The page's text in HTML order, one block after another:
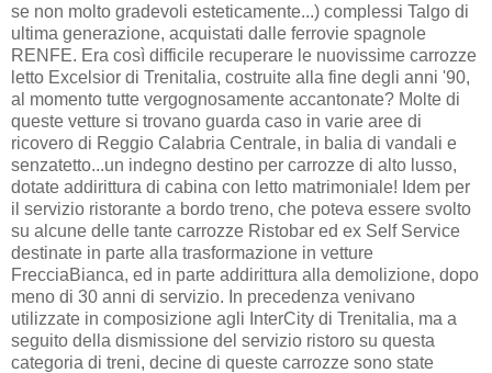
se non molto gradevoli esteticamente...) complessi Talgo di
ultima generazione, acquistati dalle ferrovie spagnole
RENFE. Era così difficile recuperare le nuovissime carrozze
letto Excelsior di Trenitalia, costruite alla fine degli anni '90,
al momento tutte vergognosamente accantonate? Molte di
queste vetture si trovano guarda caso in varie aree di
ricovero di Reggio Calabria Centrale, in balia di vandali e
senzatetto...un indegno destino per carrozze di alto lusso,
dotate addirittura di cabina con letto matrimoniale! Idem per
il servizio ristorante a bordo treno, che poteva essere svolto
su alcune delle tante carrozze Ristobar ed ex Self Service
destinate in parte alla trasformazione in vetture
FrecciaBianca, ed in parte addirittura alla demolizione, dopo
meno di 30 anni di servizio. In precedenza venivano
utilizzate in composizione agli InterCity di Trenitalia, ma a
seguito della dismissione del servizio ristoro su questa
categoria di treni, decine di queste carrozze sono state